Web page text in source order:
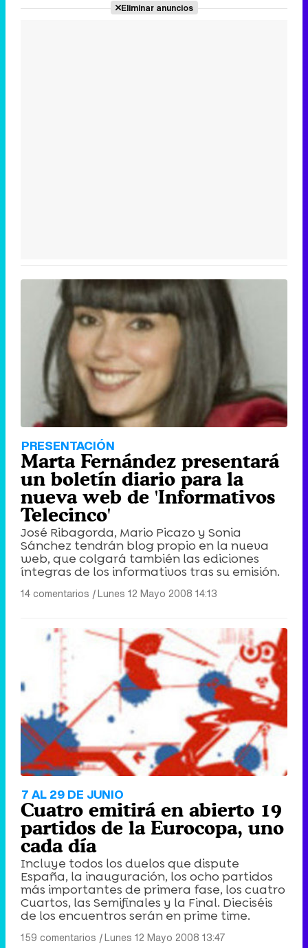
Eliminar anuncios
PRESENTACIÓN
Marta Fernández presentará
un boletín diario para la
nueva web de 'Informativos
Telecinco'
José Ribagorda, Mario Picazo y Sonia
Sánchez tendrán blog propio en la nueva
web, que colgará también las ediciones
íntegras de los informativos tras su emisión.
14 comentarios |Lunes 12 Mayo 2008 14:13
7 AL 29 DE JUNIO
Cuatro emitirá en abierto 19
partidos de la Eurocopa, uno
cada día
Incluye todos los duelos que dispute
España, la inauguración, los ocho partidos
más importantes de primera fase, los cuatro
Cuartos, las Semifinales y la Final. Dieciséis
de los encuentros serán en prime time.
159 comentarios |Lunes 12 Mayo 2008 13:47